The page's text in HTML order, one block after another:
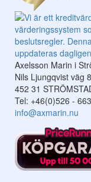
Axelsson Marin i
Nils Ljungqvist väg 8
452 31
Tel: +46(0)526 -
info@axmarin.nu